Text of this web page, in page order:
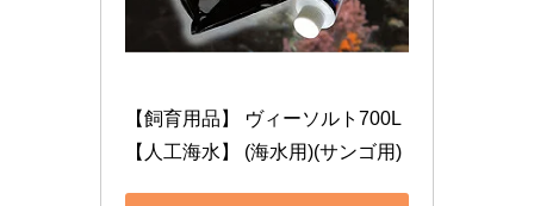
【飼育用品】 ヴィーソルト700L
【人工海水】 (海水用)(サンゴ用)